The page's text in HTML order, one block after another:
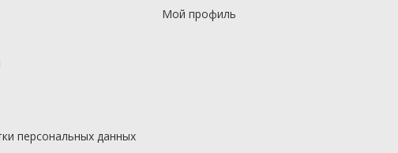
персональных данных
Мой профиль